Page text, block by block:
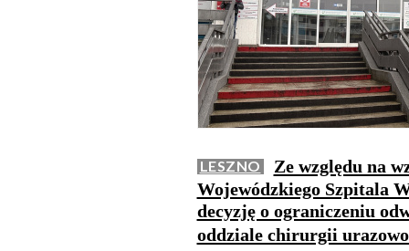
LESZNO
Ze względu na
Wojewódzkiego Szpitala
decyzję o ograniczeniu
oddziale chirurgii